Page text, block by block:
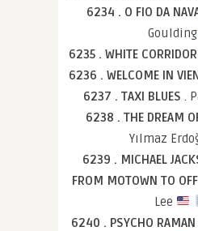
6234 . O FIO DA
Goulding
6235 . WHITE
6236 . WELCOME IN
6237 . TAXI BLUES .
6238 . THE DREAM
Yılmaz
6239 . MICHAEL
FROM MOTOWN TO
Lee
6240 . PSYCHO RAMAN